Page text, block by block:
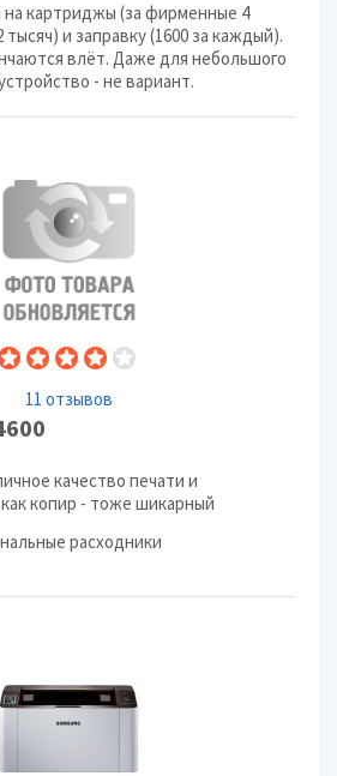
на картриджы (за фирменные 4
и заправку (1600 за каждый).
влёт. Даже для небольшого
- не вариант.
11 отзывов
качество печати и
копир - тоже шикарный
расходники